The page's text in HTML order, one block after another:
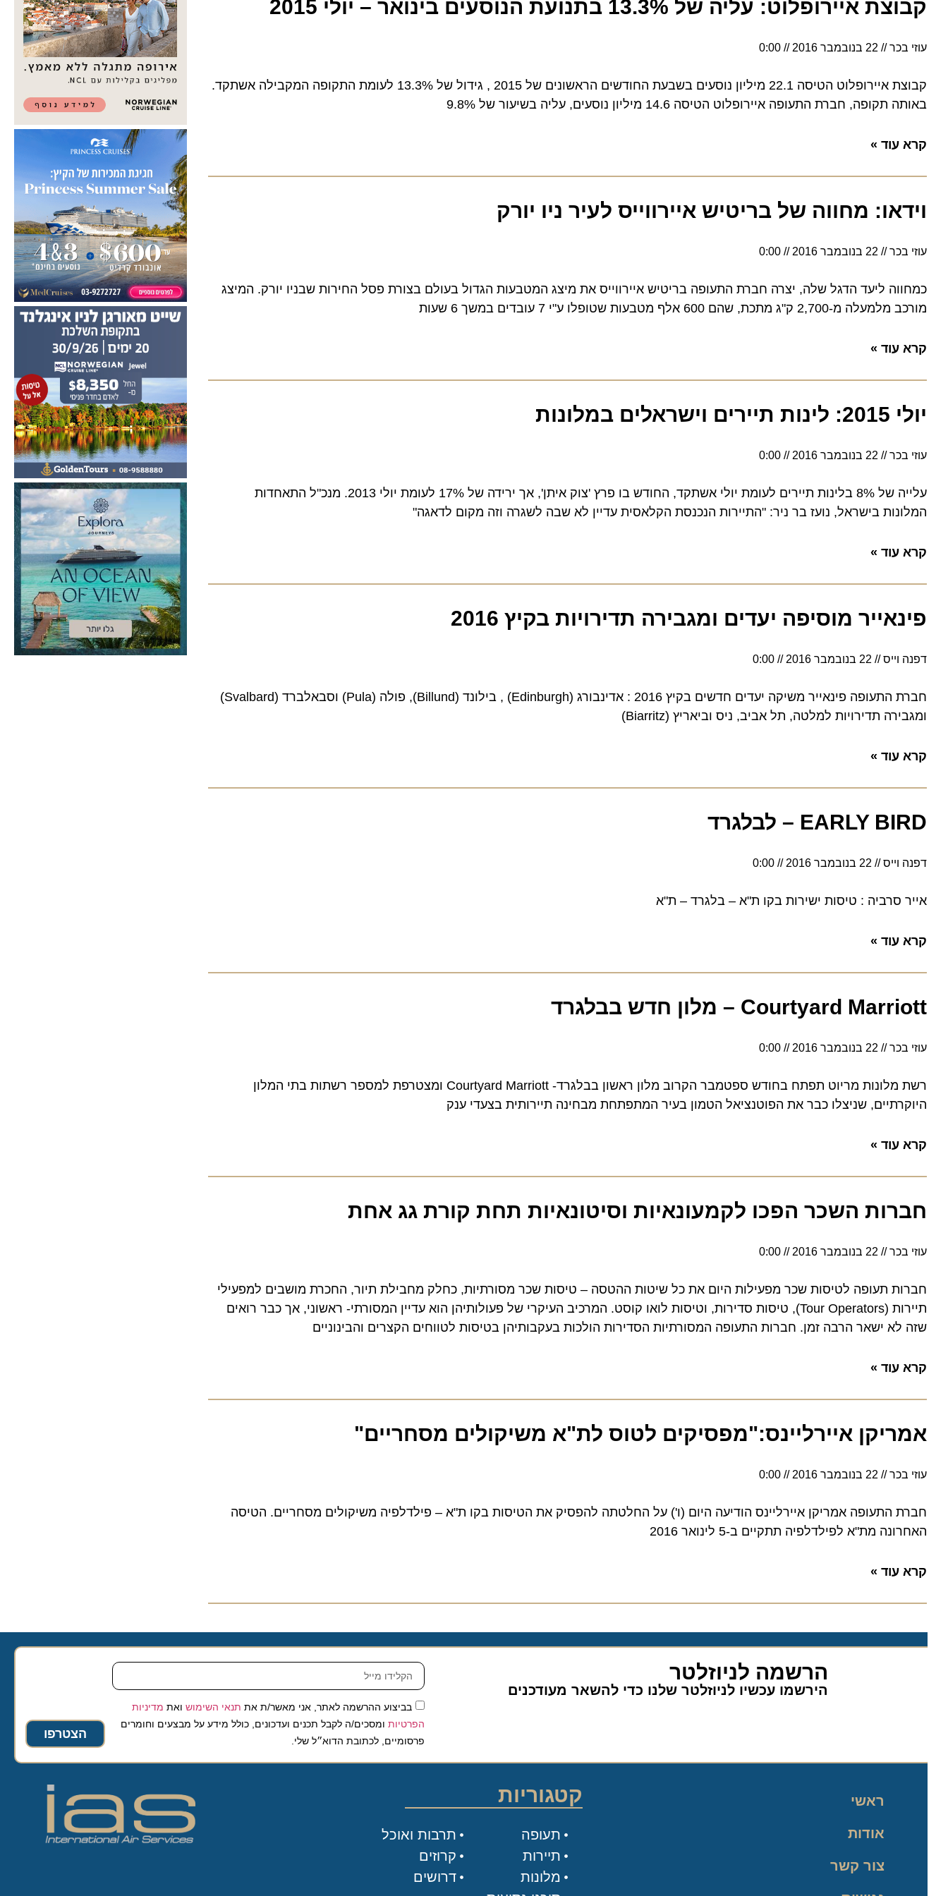
קבוצת איירופלוט: עליה של 13.3% בתנועת הנוסעים בינואר – יולי 2015
עוזי בכר 22 בנובמבר 2016 0:00
קבוצת איירופלוט הטיסה 22.1 מיליון נוסעים בשבעת החודשים הראשונים של 2015 , גידול של 13.3% לעומת התקופה המקבילה אשתקד.
באותה תקופה, חברת התעופה איירופלוט הטיסה 14.6 מיליון נוסעים, עליה בשיעור של 9.8%
קרא עוד »
וידאו: מחווה של בריטיש איירווייס לעיר ניו יורק
עוזי בכר 22 בנובמבר 2016 0:00
כמחווה ליעד הדגל שלה, יצרה חברת התעופה בריטיש איירווייס את מיצג המטבעות הגדול בעולם בצורת פסל החירות שבניו יורק. המיצג
מורכב מלמעלה מ-2,700 ק"ג מתכת, שהם 600 אלף מטבעות שטופלו ע"י 7 עובדים במשך 6 שעות
קרא עוד »
יולי 2015: לינות תיירים וישראלים במלונות
עוזי בכר 22 בנובמבר 2016 0:00
עלייה של 8% בלינות תיירים לעומת יולי אשתקד, החודש בו פרץ 'צוק איתן', אך ירידה של 17% לעומת יולי 2013. מנכ"ל התאחדות
המלונות בישראל, נועז בר ניר: "התיירות הנכנסת הקלאסית עדיין לא שבה לשגרה וזה מקום לדאגה"
קרא עוד »
פינאייר מוסיפה יעדים ומגבירה תדירויות בקיץ 2016
דפנה וייס 22 בנובמבר 2016 0:00
חברת התעופה פינאייר משיקה יעדים חדשים בקיץ 2016 : אדינבורג (Edinburgh) , בילונד (Billund), פולה (Pula) וסבאלברד (Svalbard)
ומגבירה תדירויות למלטה, תל אביב, ניס וביאריץ (Biarritz)
קרא עוד »
EARLY BIRD – לבלגרד
דפנה וייס 22 בנובמבר 2016 0:00
אייר סרביה : טיסות ישירות בקו ת"א – בלגרד – ת"א
קרא עוד »
Courtyard Marriott – מלון חדש בבלגרד
עוזי בכר 22 בנובמבר 2016 0:00
רשת מלונות מריוט תפתח בחודש ספטמבר הקרוב מלון ראשון בבלגרד- Courtyard Marriott ומצטרפת למספר רשתות בתי המלון
היוקרתיים, שניצלו כבר את הפוטנציאל הטמון בעיר המתפתחת מבחינה תיירותית בצעדי ענק
קרא עוד »
חברות השכר הפכו לקמעונאיות וסיטונאיות תחת קורת גג אחת
עוזי בכר 22 בנובמבר 2016 0:00
חברות תעופה לטיסות שכר מפעילות היום את כל שיטות ההטסה – טיסות שכר מסורתיות, כחלק מחבילת תיור, החכרת מושבים למפעילי
תיירות (Tour Operators), טיסות סדירות, וטיסות לואו קוסט. המרכיב העיקרי של פעולותיהן הוא עדיין המסורתי- ראשוני, אך כבר רואים
שזה לא ישאר הרבה זמן. חברות התעופה המסורתיות הסדירות הולכות בעקבותיהן בטיסות לטווחים הקצרים והבינוניים
קרא עוד »
אמריקן איירליינס:"מפסיקים לטוס לת"א משיקולים מסחריים"
עוזי בכר 22 בנובמבר 2016 0:00
חברת התעופה אמריקן איירליינס הודיעה היום (ו') על החלטתה להפסיק את הטיסות בקו ת"א – פילדלפיה משיקולים מסחריים. הטיסה
האחרונה מת"א לפילדלפיה תתקיים ב-5 לינואר 2016
קרא עוד »
הרשמה לניוזלטר
הירשמו עכשיו לניוזלטר שלנו כדי להשאר מעודכנים
בביצוע ההרשמה לאתר, אני מאשר/ת אתתנאי השימושואת מדיניות
הפרטיותומסכים/ה לקבל תכנים ועדכונים, כולל מידע על מבצעים וחומרים
פרסומיים, לכתובת הדוא״ל שלי.
הצטרפו
ראשי
אודות
צור קשר
קטגוריות
תעופה
תיירות
מלונות
תרבות ואוכל
קרוזים
דרושים